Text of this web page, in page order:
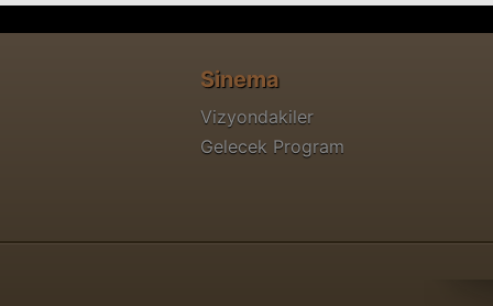
Sinema
Vizyondakiler
Gelecek Program